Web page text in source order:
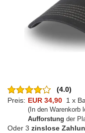
(4.0)
Preis: EUR 34,90 1 x
(In den Warenkorb
Aufforstung der
Oder 3 zinslose